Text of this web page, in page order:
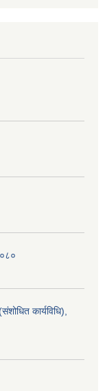
कार्यविधि),